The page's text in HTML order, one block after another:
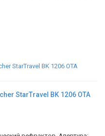
StarTravel BK 1206 OTA